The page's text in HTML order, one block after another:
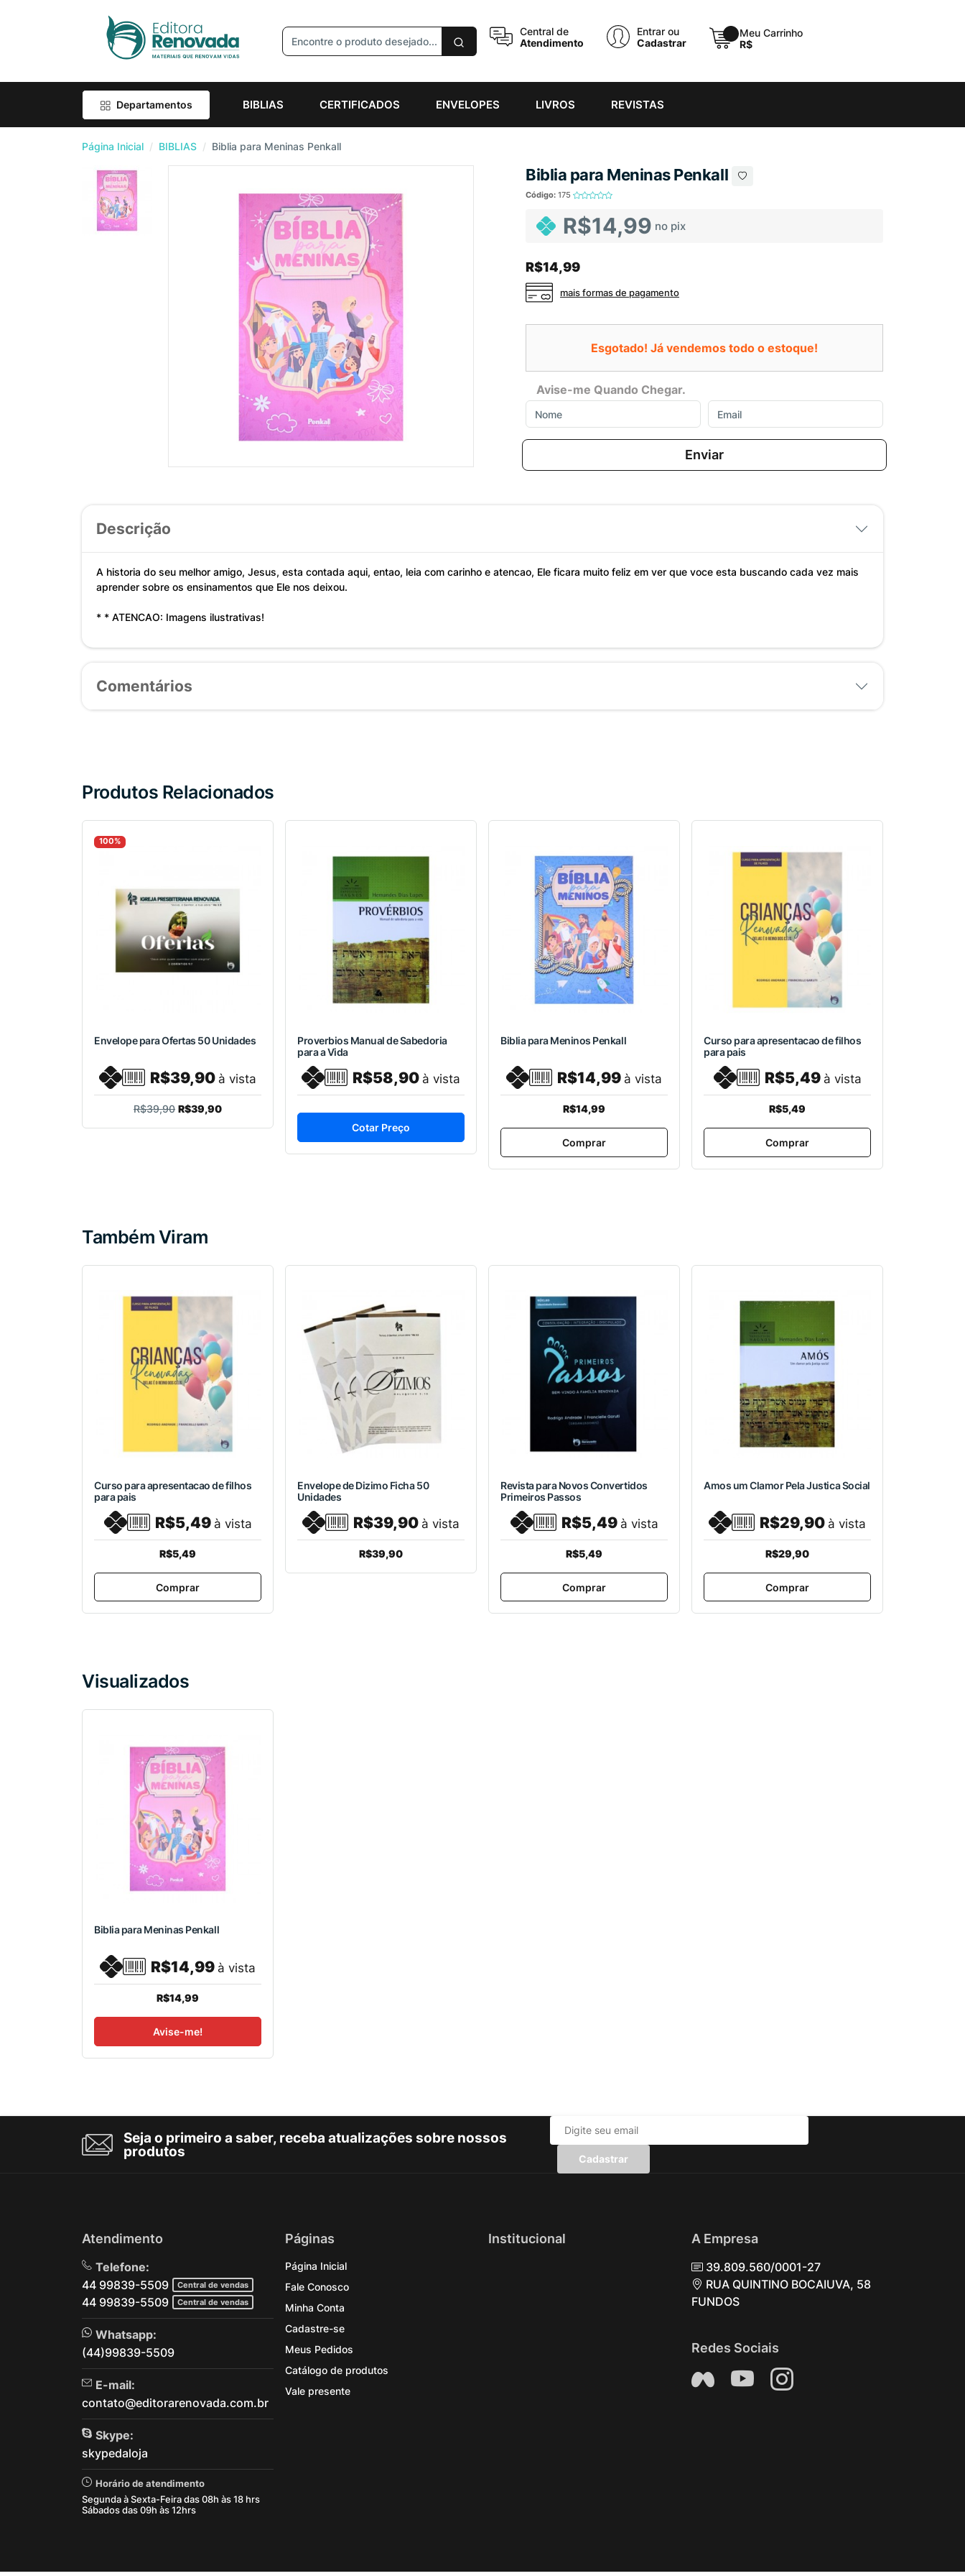
Central de
Atendimento
Entrar ou
Cadastrar
Meu Carrinho
R$
Departamentos BIBLIAS CERTIFICADOS ENVELOPES LIVROS REVISTAS
Página Inicial BIBLIAS Biblia para Meninas Penkall
Biblia para Meninas Penkall
Código: 175
R$14,99 no pix
R$14,99
mais formas de pagamento
Esgotado! Já vendemos todo o estoque!
Avise-me Quando Chegar.
Enviar
Descrição
A historia do seu melhor amigo, Jesus, esta contada aqui, entao, leia com carinho e atencao, Ele ficara muito feliz em ver que voce esta buscando cada vez mais
aprender sobre os ensinamentos que Ele nos deixou.
* * ATENCAO: Imagens ilustrativas!
Comentários
Produtos Relacionados
100%
Envelope para Ofertas 50 Unidades
R$39,90 à vista
R$39,90 R$39,90
Proverbios Manual de Sabedoria
para a Vida
R$58,90 à vista
Cotar Preço
Biblia para Meninos Penkall
R$14,99 à vista
R$14,99
Comprar
Curso para apresentacao de filhos
para pais
R$5,49 à vista
R$5,49
Comprar
Também Viram
Curso para apresentacao de filhos
para pais
R$5,49 à vista
R$5,49
Comprar
Envelope de Dizimo Ficha 50
Unidades
R$39,90 à vista
R$39,90
Revista para Novos Convertidos
Primeiros Passos
R$5,49 à vista
R$5,49
Comprar
Amos um Clamor Pela Justica Social
R$29,90 à vista
R$29,90
Comprar
Visualizados
Biblia para Meninas Penkall
R$14,99 à vista
R$14,99
Avise-me!
Receba ofertas e descontos exclusivos ×
Seja o primeiro a saber, receba atualizações sobre nossos
produtos
Cadastrar
Atendimento
Telefone:
44 99839-5509
Central de vendas
44 99839-5509 Central de vendas
Whatsapp:
(44)99839-5509
E-mail:
contato@editorarenovada.com.br
Skype:
skypedaloja
Horário de atendimento
Segunda à Sexta-Feira das 08h às 18 hrs
Sábados das 09h às 12hrs
Páginas
Página Inicial
Fale Conosco
Minha Conta
Cadastre-se
Meus Pedidos
Catálogo de produtos
Vale presente
Institucional A Empresa
39.809.560/0001-27
RUA QUINTINO BOCAIUVA, 58
FUNDOS
Redes Sociais